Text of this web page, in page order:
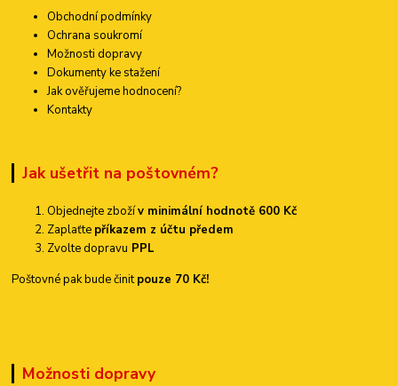
Obchodní podmínky
Ochrana soukromí
Možnosti dopravy
Dokumenty ke stažení
Jak ověřujeme hodnocení?
Kontakty
Jak ušetřit na poštovném?
Objednejte zbožív minimální hodnotě 600 Kč
Zaplaťte příkazem z účtu předem
Zvolte dopravu PPL
Poštovné pak bude činitpouze 70 Kč!
Možnosti dopravy